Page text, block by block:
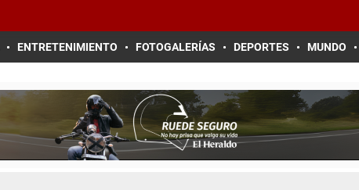
ENTRETENIMIENTO FOTOGALERÍAS DEPORTES MUNDO